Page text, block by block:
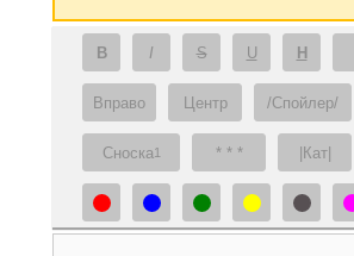
B I S U H
Вправо Центр /Спойлер/
Сноска1 * * * |Кат|